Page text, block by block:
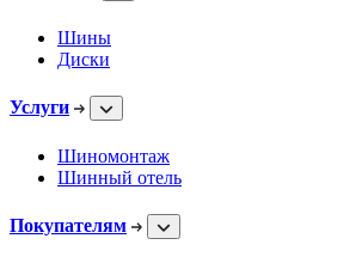
Шины
Диски
Услуги
Шиномонтаж
Шинный отель
Покупателям